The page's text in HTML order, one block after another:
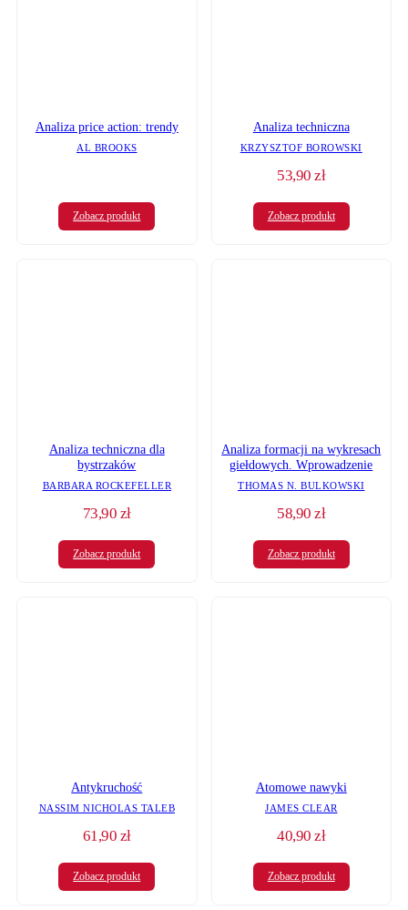
Analiza price action: trendy
AL BROOKS
Zobacz produkt
Analiza techniczna
KRZYSZTOF BOROWSKI
53,90zł
Zobacz produkt
Analiza techniczna dla
bystrzaków
BARBARA ROCKEFELLER
73,90 zł
Zobacz produkt
Analiza formacji na wykresach
giełdowych. Wprowadzenie
THOMAS N. BULKOWSKI
58,90zł
Zobacz produkt
Antykruchość
NASSIM NICHOLAS TALEB
61,90 zł
Zobacz produkt
Atomowe nawyki
JAMES CLEAR
40,90zł
Zobacz produkt